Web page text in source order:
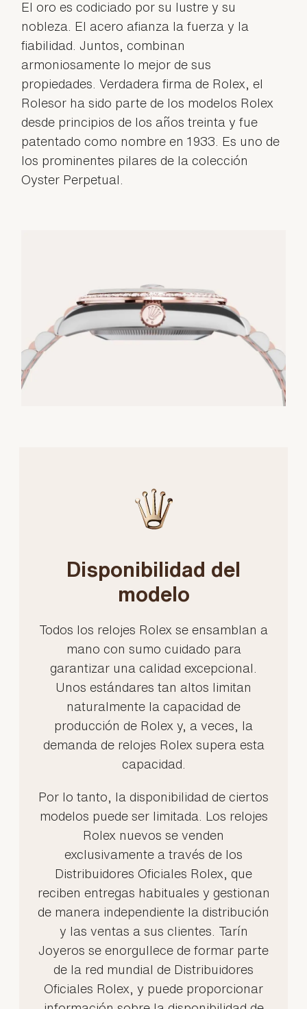
El oro es codiciado por su lustre y su
nobleza. El acero afianza la fuerza y la
fiabilidad. Juntos, combinan
armoniosamente lo mejor de sus
propiedades. Verdadera firma de Rolex, el
Rolesor ha sido parte de los modelos Rolex
desde principios de los años treinta y fue
patentado como nombre en 1933. Es uno de
los prominentes pilares de la colección
Oyster Perpetual.
Disponibilidad del
modelo
Todos los relojes Rolex se ensamblan a
mano con sumo cuidado para
garantizar una calidad excepcional.
Unos estándares tan altos limitan
naturalmente la capacidad de
producción de Rolex y, a veces, la
demanda de relojes Rolex supera esta
capacidad.
Por lo tanto, la disponibilidad de ciertos
modelos puede ser limitada. Los relojes
Rolex nuevos se venden
exclusivamente a través de los
Distribuidores Oficiales Rolex, que
reciben entregas habituales y gestionan
de manera independiente la distribución
y las ventas a sus clientes. Tarín
Joyeros se enorgullece de formar parte
de la red mundial de Distribuidores
Oficiales Rolex, y puede proporcionar